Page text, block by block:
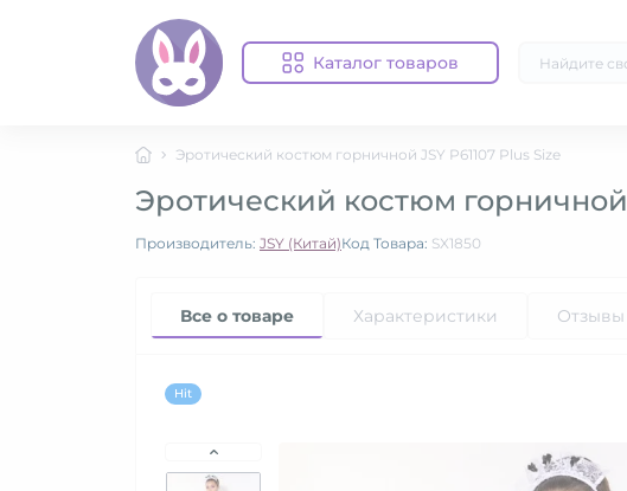
Каталог товаров
Эротический костюм горничной JSY P61107 Plus Size
Эротический костюм горничной
Производитель: JSY (Китай)Код Товара: SX1850
Все о товаре Характеристики Отзывы
Hit